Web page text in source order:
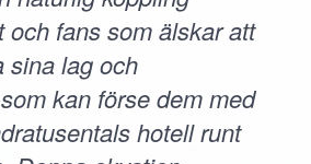
och fans som älskar att
sina lag och
kan förse dem med
hotell runt